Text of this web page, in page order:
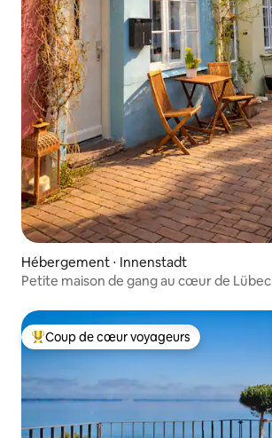
Hébergement ⋅ Innenstadt
Petite maison de gang au cœur de
Coups de cœur voyageurs les plus
Coup de cœur voyageurs